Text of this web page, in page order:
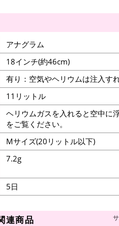
アナグラム
18インチ(約46cm)
有り：空気やヘリウムは注入す
11リットル
ヘリウムガスを入れると空中に
をご覧ください。
Mサイズ(20リットル以下)
7.2g
5日
連商品